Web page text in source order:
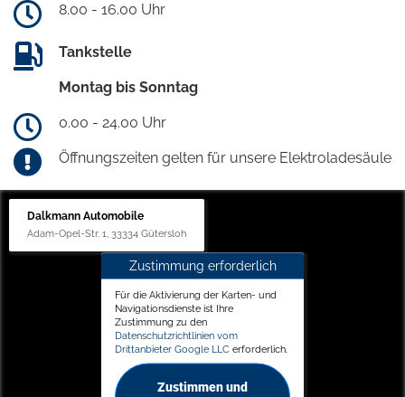
8.00 - 16.00 Uhr
Tankstelle
Montag bis Sonntag
0.00 - 24.00 Uhr
Öffnungszeiten gelten für unsere Elektroladesäule
Dalkmann Automobile
Adam-Opel-Str. 1, 33334 Gütersloh
Zustimmung erforderlich
Für die Aktivierung der Karten- und
Navigationsdienste ist Ihre
Zustimmung zu den
Datenschutzrichtlinien vom
Drittanbieter Google LLC erforderlich.
Zustimmen und